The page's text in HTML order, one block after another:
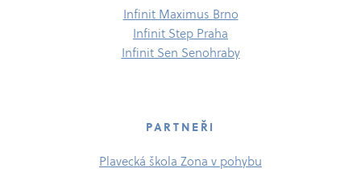
Infinit Maximus Brno
Infinit Step Praha
Infinit Sen Senohraby
PARTNEŘI
Plavecká škola Zona v pohybu